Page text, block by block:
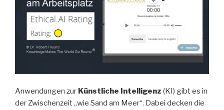
Anwendungen zur Künstliche Intelligenz (KI) gibt es in
der Zwischenzeit „wie Sand am Meer“. Dabei decken die